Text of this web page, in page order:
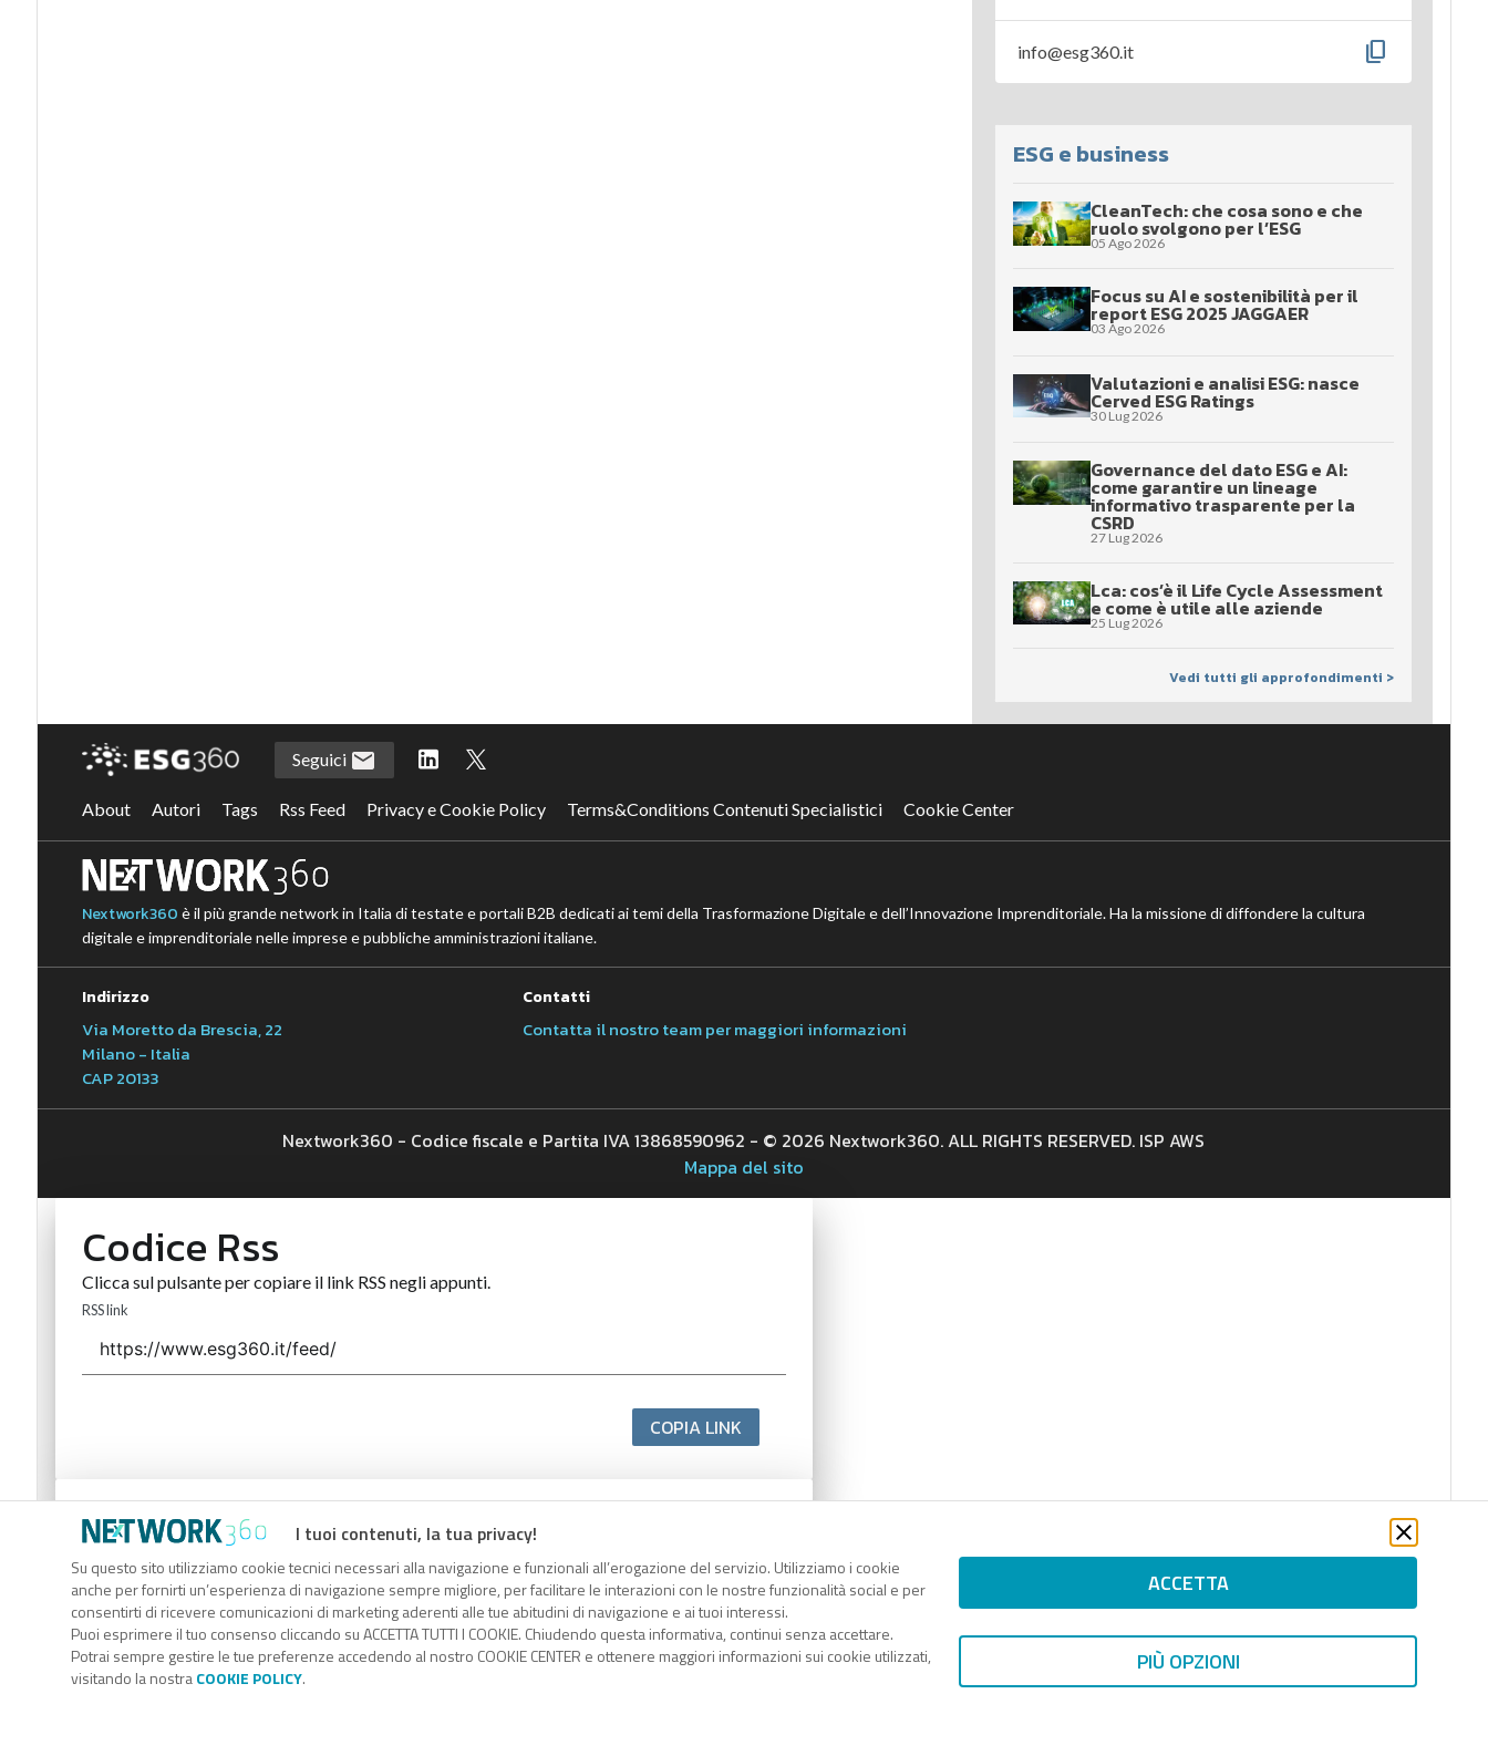
info@esg360.it content_copy
ESG e business
CleanTech: che cosa sono e che
ruolo svolgono per l’ESG
05 Ago 2026
Focus su AI e sostenibilità per il
report ESG 2025 JAGGAER
03 Ago 2026
Valutazioni e analisi ESG: nasce
Cerved ESG Ratings
30 Lug 2026
Governance del dato ESG e AI:
come garantire un lineage
informativo trasparente per la
CSRD
27 Lug 2026
Lca: cos’è il Life Cycle Assessment
e come è utile alle aziende
25 Lug 2026
Vedi tutti gli approfondimenti >
I tuoi contenuti, la tua privacy!
Su questo sito utilizziamo cookie tecnici necessari alla navigazione e funzionali all’erogazione del servizio. Utilizziamo i cookie
anche per fornirti un’esperienza di navigazione sempre migliore, per facilitare le interazioni con le nostre funzionalità social e per
consentirti di ricevere comunicazioni di marketing aderenti alle tue abitudini di navigazione e ai tuoi interessi.
Puoi esprimere il tuo consenso cliccando su ACCETTA TUTTI I COOKIE. Chiudendo questa informativa, continui senza accettare.
Potrai sempre gestire le tue preferenze accedendo al nostro COOKIE CENTER e ottenere maggiori informazioni sui cookie utilizzati,
visitando la nostraCOOKIE POLICY.
ACCETTA
PIÙ OPZIONI
Seguici
About Autori Tags Rss Feed Privacy e Cookie Policy Terms&Conditions Contenuti Specialistici Cookie Center
Nextwork360 è il più grande network in Italia di testate e portali B2B dedicati ai temi della Trasformazione Digitale e dell’Innovazione Imprenditoriale. Ha la missione di diffondere la cultura
digitale e imprenditoriale nelle imprese e pubbliche amministrazioni italiane.
Indirizzo
Via Moretto da Brescia, 22
Milano - Italia
CAP 20133
Contatti
Contatta il nostro team per maggiori informazioni
Nextwork360 - Codice fiscale e Partita IVA 13868590962 - © 2026 Nextwork360. ALL RIGHTS RESERVED. ISP AWS
Mappa del sito
Codice Rss
Clicca sul pulsante per copiare il link RSS negli appunti.
RSS link
COPIA LINK
Codice Rss
Clicca sul pulsante per copiare il link RSS negli appunti.
RSS link